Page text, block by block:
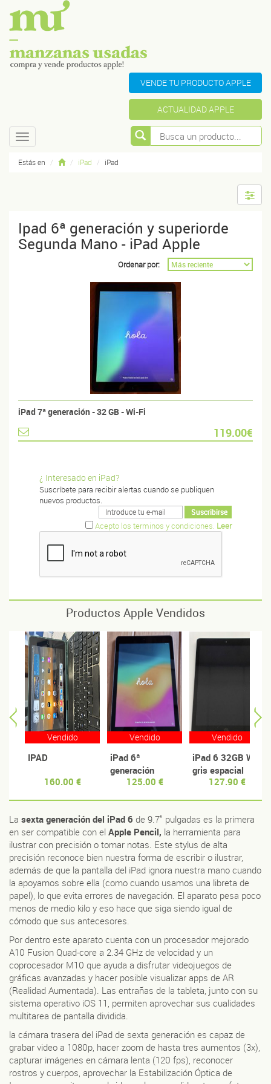
VENDE TU PRODUCTO APPLE
ACTUALIDAD APPLE
Toggle
navigation
Estás en iPad iPad
Ipad 6ª generación y superiorde
Segunda Mano - iPad Apple
Ordenar por:
iPad 7ª generación - 32 GB - Wi-Fi
119.00€
¿ Interesado en iPad?
Suscríbete para recibir alertas cuando se publiquen
nuevos productos.
Acepto los terminos y condiciones. Leer
Productos Apple Vendidos
Vendido
IPAD
160.00 €
Vendido
iPad 6ª
generación
125.00 €
Vendido
iPad 6 32GB WiFi
gris espacial
127.90 €
La sexta generación del iPad 6 de 9.7” pulgadas es la primera
en ser compatible con el Apple Pencil, la herramienta para
ilustrar con precisión o tomar notas. Este stylus de alta
precisión reconoce bien nuestra forma de escribir o ilustrar,
además de que la pantalla del iPad ignora nuestra mano cuando
la apoyamos sobre ella (como cuando usamos una libreta de
papel), lo que evita errores de navegación. El aparato pesa poco
menos de medio kilo y eso hace que siga siendo igual de
cómodo que sus antecesores.
Por dentro este aparato cuenta con un procesador mejorado
A10 Fusion Quad-core a 2.34 GHz de velocidad y un
coprocesador M10 que ayuda a disfrutar videojuegos de
gráficas avanzadas y hacer posible visualizar apps de AR
(Realidad Aumentada). Las entrañas de la tableta, junto con su
sistema operativo iOS 11, permiten aprovechar sus cualidades
multitarea de pantalla dividida.
la cámara trasera del iPad de sexta generación es capaz de
grabar video a 1080p, hacer zoom de hasta tres aumentos (3x),
capturar imágenes en cámara lenta (120 fps), reconocer
rostros y cuerpos, aprovechar la Estabilización Óptica de